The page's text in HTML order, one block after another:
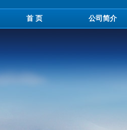
首 页 公司简介